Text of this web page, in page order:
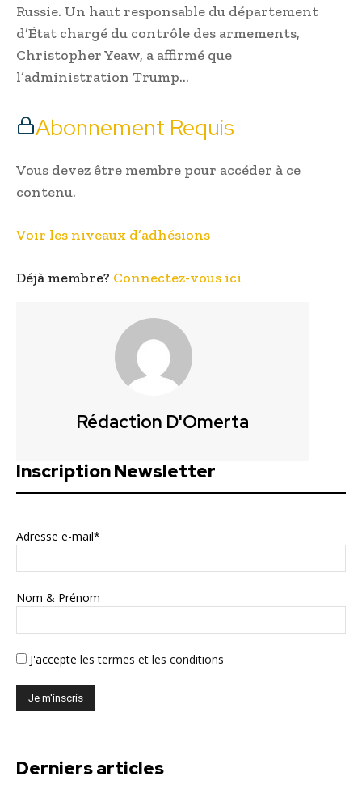
Russie. Un haut responsable du département
d’État chargé du contrôle des armements,
Christopher Yeaw, a affirmé que
l’administration Trump…
Abonnement Requis
Vous devez être membre pour accéder à ce
contenu.
Voir les niveaux d’adhésions
Déjà membre? Connectez-vous ici
Rédaction D'Omerta
Inscription Newsletter
Adresse e-mail*
Nom & Prénom
J'accepte les termes et les conditions
Derniers articles